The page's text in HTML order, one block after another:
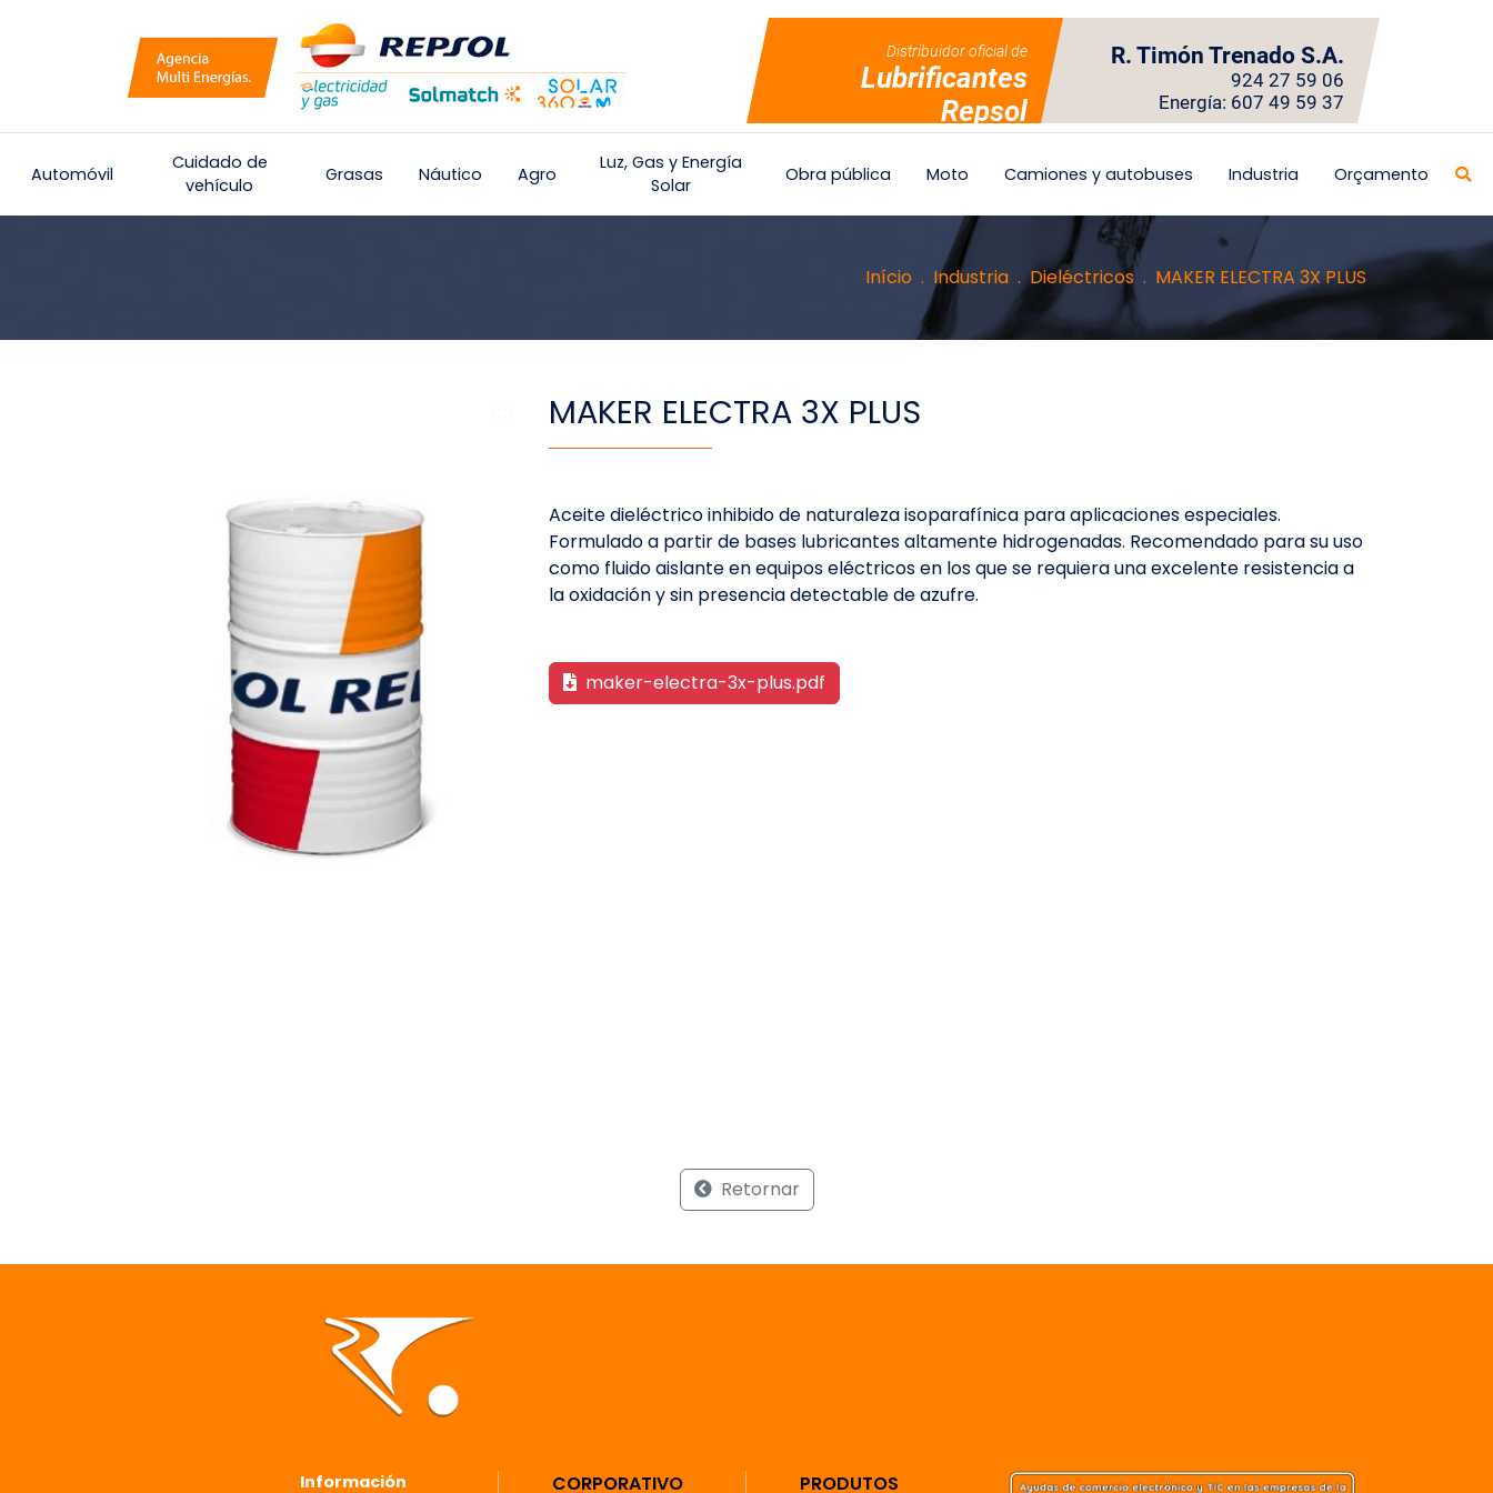
Distribuidor oficial de
Lubrificantes
Repsol
R. Timón Trenado S.A.
924 27 59 06
Energía: 607 49 59 37
Automóvil
Cuidado de
vehículo
Grasas Náutico Agro
Luz, Gas y Energía
Solar
Obra pública Moto Camiones y autobuses Industria Orçamento
Início Industria Dieléctricos MAKER ELECTRA 3X PLUS
MAKER ELECTRA 3X PLUS
Aceite dieléctrico inhibido de naturaleza isoparafínica para aplicaciones especiales.
Formulado a partir de bases lubricantes altamente hidrogenadas. Recomendado para su uso
como fluido aislante en equipos eléctricos en los que se requiera una excelente resistencia a
la oxidación y sin presencia detectable de azufre.
maker-electra-3x-plus.pdf
Retornar
Información CORPORATIVO PRODUTOS